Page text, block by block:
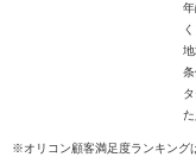
く
た
※オリコン顧客満足度ランキング